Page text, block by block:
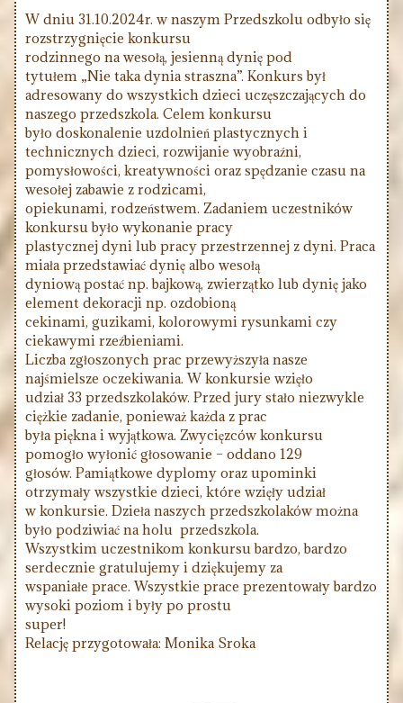
W dniu 31.10.2024r. w naszym Przedszkolu odbyło się
rozstrzygnięcie konkursu
rodzinnego na wesołą, jesienną dynię pod
tytułem „Nie taka dynia straszna”. Konkurs był
adresowany do wszystkich dzieci uczęszczających do
naszego przedszkola. Celem konkursu
było doskonalenie uzdolnień plastycznych i
technicznych dzieci, rozwijanie wyobraźni,
pomysłowości, kreatywności oraz spędzanie czasu na
wesołej zabawie z rodzicami,
opiekunami, rodzeństwem. Zadaniem uczestników
konkursu było wykonanie pracy
plastycznej dyni lub pracy przestrzennej z dyni. Praca
miała przedstawiać dynię albo wesołą
dyniową postać np. bajkową, zwierzątko lub dynię jako
element dekoracji np. ozdobioną
cekinami, guzikami, kolorowymi rysunkami czy
ciekawymi rzeźbieniami.
Liczba zgłoszonych prac przewyższyła nasze
najśmielsze oczekiwania. W konkursie wzięło
udział 33 przedszkolaków. Przed jury stało niezwykle
ciężkie zadanie, ponieważ każda z prac
była piękna i wyjątkowa. Zwycięzców konkursu
pomogło wyłonić głosowanie – oddano 129
głosów. Pamiątkowe dyplomy oraz upominki
otrzymały wszystkie dzieci, które wzięły udział
w konkursie. Dzieła naszych przedszkolaków można
było podziwiać na holu przedszkola.
Wszystkim uczestnikom konkursu bardzo, bardzo
serdecznie gratulujemy i dziękujemy za
wspaniałe prace. Wszystkie prace prezentowały bardzo
wysoki poziom i były po prostu
super!
Relację przygotowała: Monika Sroka